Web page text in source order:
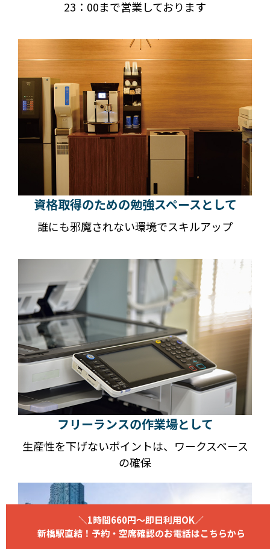
23：00まで営業しております
資格取得のための勉強スペースとして
誰にも邪魔されない環境でスキルアップ
フリーランスの作業場として
生産性を下げないポイントは、ワークスペース
の確保
＼1時間660円～即日利用OK／
新橋駅直結！予約・空席確認のお電話はこちらから